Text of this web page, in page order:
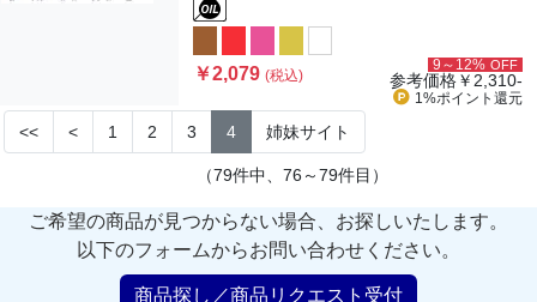
￥2,079(税込)
9～12% OFF
参考価格￥2,310-
1%ポイント 還元
<< < 1 2 3 4 姉妹サイト
（79件中、76～79件目）
ご希望の商品が見つからない場合、お探しいたします。
以下のフォームからお問い合わせください。
商品探し／商品リクエスト受付